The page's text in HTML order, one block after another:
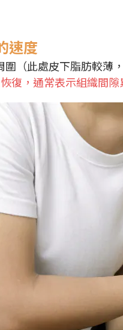
速度
（此處皮下脂肪較薄
復，通常表示組織間